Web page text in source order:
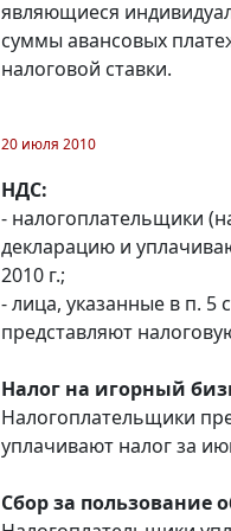
являющиеся
суммы авансовых
налоговой ставки.
20 июля 2010
НДС:
- налогоплательщики
декларацию и
2010 г.;
- лица, указанные в п. 5
представляют
Налог на игорный
Налогоплательщики
уплачивают налог за
Сбор за пользование